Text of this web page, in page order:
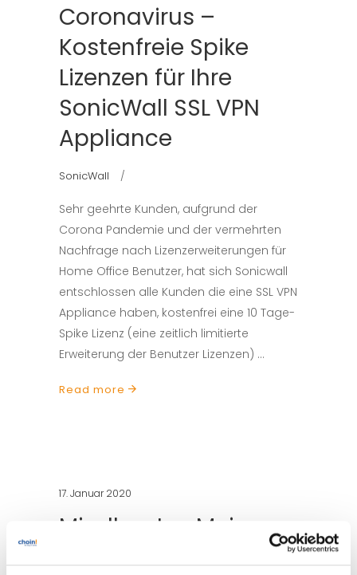
Coronavirus –
Kostenfreie Spike
Lizenzen für Ihre
SonicWall SSL VPN
Appliance
SonicWall
Sehr geehrte Kunden, aufgrund der
Corona Pandemie und der vermehrten
Nachfrage nach Lizenzerweiterungen für
Home Office Benutzer, hat sich Sonicwall
entschlossen alle Kunden die eine SSL VPN
Appliance haben, kostenfrei eine 10 Tage-
Spike Lizenz (eine zeitlich limitierte
Erweiterung der Benutzer Lizenzen)
Read more
17. Januar 2020
Mindhunter: Mein
zweiwöchiges